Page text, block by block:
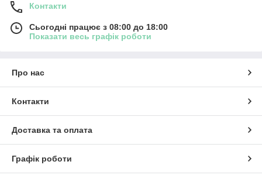
Контакти
Сьогодні працює з 08:00 до 18:00
Показати весь графік роботи
Про нас
Контакти
Доставка та оплата
Графік роботи